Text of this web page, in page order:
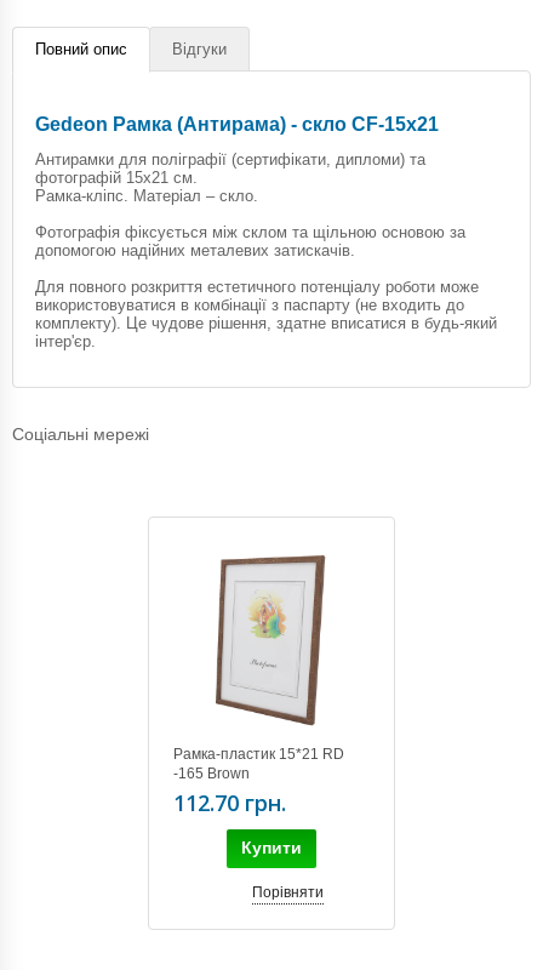
Повний опис Відгуки
Gedeon Рамка (Антирама) - скло CF-15х21
Антирамки для поліграфії (сертифікати, дипломи) та
фотографій 15х21 см.
Рамка-кліпс. Матеріал – скло.
Фотографія фіксується між склом та щільною основою за
допомогою надійних металевих затискачів.
Для повного розкриття естетичного потенціалу роботи може
використовуватися в комбінації з паспарту (не входить до
комплекту). Це чудове рішення, здатне вписатися в будь-який
інтер'єр.
Соціальні мережі
Рамка-пластик 15*21 RD
-165 Brown
112.70 грн.
Купити
Порівняти